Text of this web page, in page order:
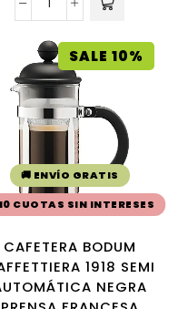
SALE 10%
🚚 ENVÍO GRATIS
CUOTAS SIN INTERESES
CAFETERA BODUM
1918 SEMI
NEGRA